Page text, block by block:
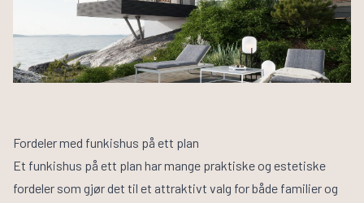
Fordeler med funkishus på ett plan
Et funkishus på ett plan har mange praktiske og estetiske
fordeler som gjør det til et attraktivt valg for både familier og